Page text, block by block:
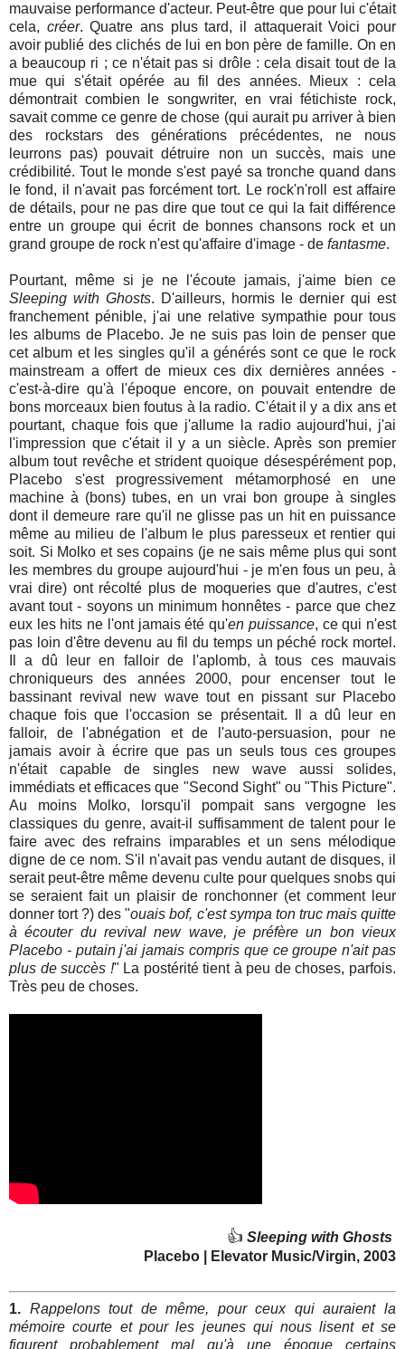
mauvaise performance d'acteur. Peut-être que pour lui c'était
cela, créer. Quatre ans plus tard, il attaquerait Voici pour
avoir publié des clichés de lui en bon père de famille. On en
a beaucoup ri ; ce n'était pas si drôle : cela disait tout de la
mue qui s'était opérée au fil des années. Mieux : cela
démontrait combien le songwriter, en vrai fétichiste rock,
savait comme ce genre de chose (qui aurait pu arriver à bien
des rockstars des générations précédentes, ne nous
leurrons pas) pouvait détruire non un succès, mais une
crédibilité. Tout le monde s'est payé sa tronche quand dans
le fond, il n'avait pas forcément tort. Le rock'n'roll est affaire
de détails, pour ne pas dire que tout ce qui la fait différence
entre un groupe qui écrit de bonnes chansons rock et un
grand groupe de rock n'est qu'affaire d'image - de fantasme.
Pourtant, même si je ne l'écoute jamais, j'aime bien ce
Sleeping with Ghosts. D'ailleurs, hormis le dernier qui est
franchement pénible, j'ai une relative sympathie pour tous
les albums de Placebo. Je ne suis pas loin de penser que
cet album et les singles qu'il a générés sont ce que le rock
mainstream a offert de mieux ces dix dernières années -
c'est-à-dire qu'à l'époque encore, on pouvait entendre de
bons morceaux bien foutus à la radio. C'était il y a dix ans et
pourtant, chaque fois que j'allume la radio aujourd'hui, j'ai
l'impression que c'était il y a un siècle. Après son premier
album tout revêche et strident quoique désespérément pop,
Placebo s'est progressivement métamorphosé en une
machine à (bons) tubes, en un vrai bon groupe à singles
dont il demeure rare qu'il ne glisse pas un hit en puissance
même au milieu de l'album le plus paresseux et rentier qui
soit. Si Molko et ses copains (je ne sais même plus qui sont
les membres du groupe aujourd'hui - je m'en fous un peu, à
vrai dire) ont récolté plus de moqueries que d'autres, c'est
avant tout - soyons un minimum honnêtes - parce que chez
eux les hits ne l'ont jamais été qu'en puissance, ce qui n'est
pas loin d'être devenu au fil du temps un péché rock mortel.
Il a dû leur en falloir de l'aplomb, à tous ces mauvais
chroniqueurs des années 2000, pour encenser tout le
bassinant revival new wave tout en pissant sur Placebo
chaque fois que l'occasion se présentait. Il a dû leur en
falloir, de l'abnégation et de l'auto-persuasion, pour ne
jamais avoir à écrire que pas un seuls tous ces groupes
n'était capable de singles new wave aussi solides,
immédiats et efficaces que "Second Sight" ou "This Picture".
Au moins Molko, lorsqu'il pompait sans vergogne les
classiques du genre, avait-il suffisamment de talent pour le
faire avec des refrains imparables et un sens mélodique
digne de ce nom. S'il n'avait pas vendu autant de disques, il
serait peut-être même devenu culte pour quelques snobs qui
se seraient fait un plaisir de ronchonner (et comment leur
donner tort ?) des "ouais bof, c'est sympa ton truc mais quitte
à écouter du revival new wave, je préfère un bon vieux
Placebo - putain j'ai jamais compris que ce groupe n'ait pas
plus de succès !" La postérité tient à peu de choses, parfois.
Très peu de choses.
👍 Sleeping with Ghosts
Placebo | Elevator Music/Virgin, 2003
1. Rappelons tout de même, pour ceux qui auraient la
mémoire courte et pour les jeunes qui nous lisent et se
figurent probablement mal qu'à une époque certains